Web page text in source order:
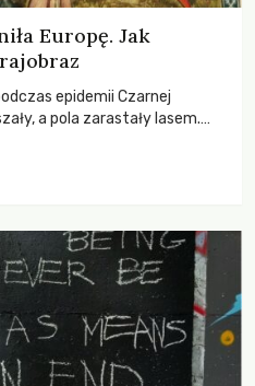
Europę. Jak
epidemii Czarnej
a pola zarastały lasem.
dziejach.